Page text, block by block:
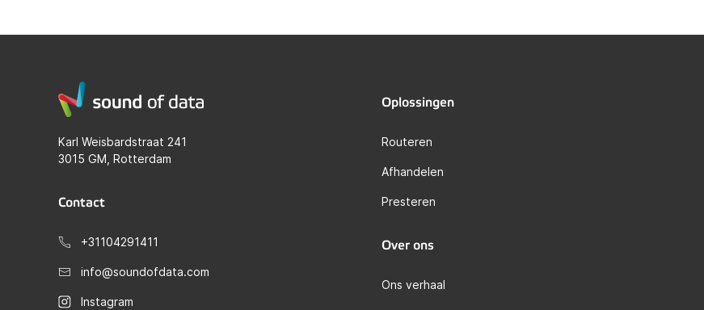
Karl Weisbardstraat 241
3015 GM, Rotterdam
Contact
+31104291411
info@soundofdata.com
Instagram
Oplossingen
Routeren
Afhandelen
Presteren
Over ons
Ons verhaal